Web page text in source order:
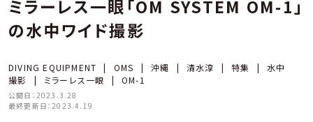
ミラーレス一眼「OM SYSTEM OM-1」
の水中ワイド撮影
DIVING EQUIPMENT | OMS | 沖縄 | 清水淳 | 特集 |
水中
撮影
| ミラーレス一眼 | OM-1
公開日： 2023.3.28
最終更新日： 2023.4.19